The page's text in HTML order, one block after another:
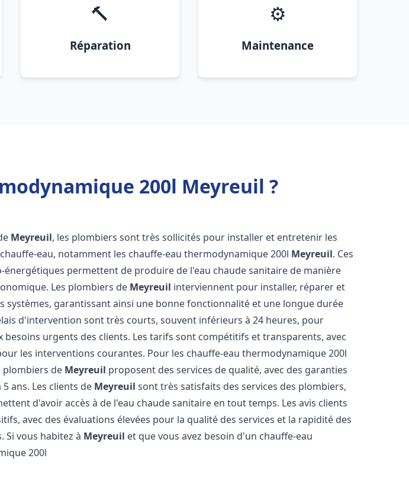
🔨
Réparation
⚙️
Maintenance
200l Meyreuil ?
Meyreuil, les plombiers sont très sollicités pour installer et entretenir les
eau, notamment les chauffe-eau thermodynamique 200l Meyreuil. Ces
énergétiques permettent de produire de l'eau chaude sanitaire de manière
Les plombiers de Meyreuil interviennent pour installer, réparer et
systèmes, garantissant ainsi une bonne fonctionnalité et une longue durée
d'intervention sont très courts, souvent inférieurs à 24 heures, pour
besoins urgents des clients. Les tarifs sont compétitifs et transparents, avec
les interventions courantes. Pour les chauffe-eau thermodynamique 200l
plombiers de Meyreuil proposent des services de qualité, avec des garanties
ans. Les clients de Meyreuil sont très satisfaits des services des plombiers,
d'avoir accès à de l'eau chaude sanitaire en tout temps. Les avis clients
avec des évaluations élevées pour la qualité des services et la rapidité des
Si vous habitez à Meyreuil et que vous avez besoin d'un chauffe-eau
200l